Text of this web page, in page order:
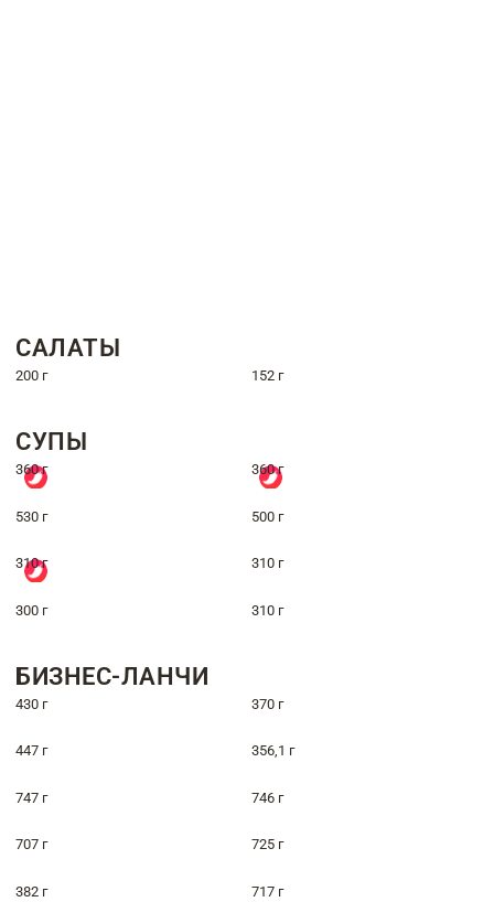
САЛАТЫ
200 г 152 г
СУПЫ
360 г 360 г
530 г 500 г
310 г 310 г
300 г 310 г
БИЗНЕС-ЛАНЧИ
430 г 370 г
447 г 356,1 г
747 г 746 г
707 г 725 г
382 г 717 г